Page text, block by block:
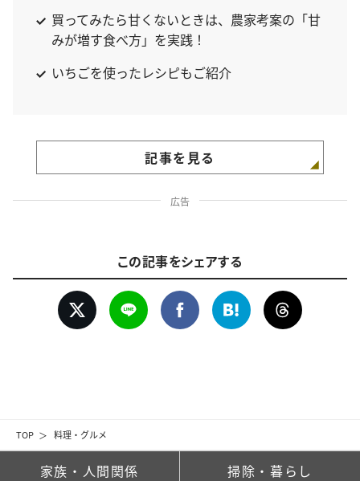
TOP 料理・グルメ
買ってみたら甘くないときは、農家考案の「甘
みが増す食べ方」を実践！
いちごを使ったレシピもご紹介
記事を見る
広告
この記事をシェアする
家族・人間関係 掃除・暮らし